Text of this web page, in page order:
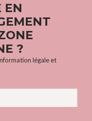
EN
?
légale et